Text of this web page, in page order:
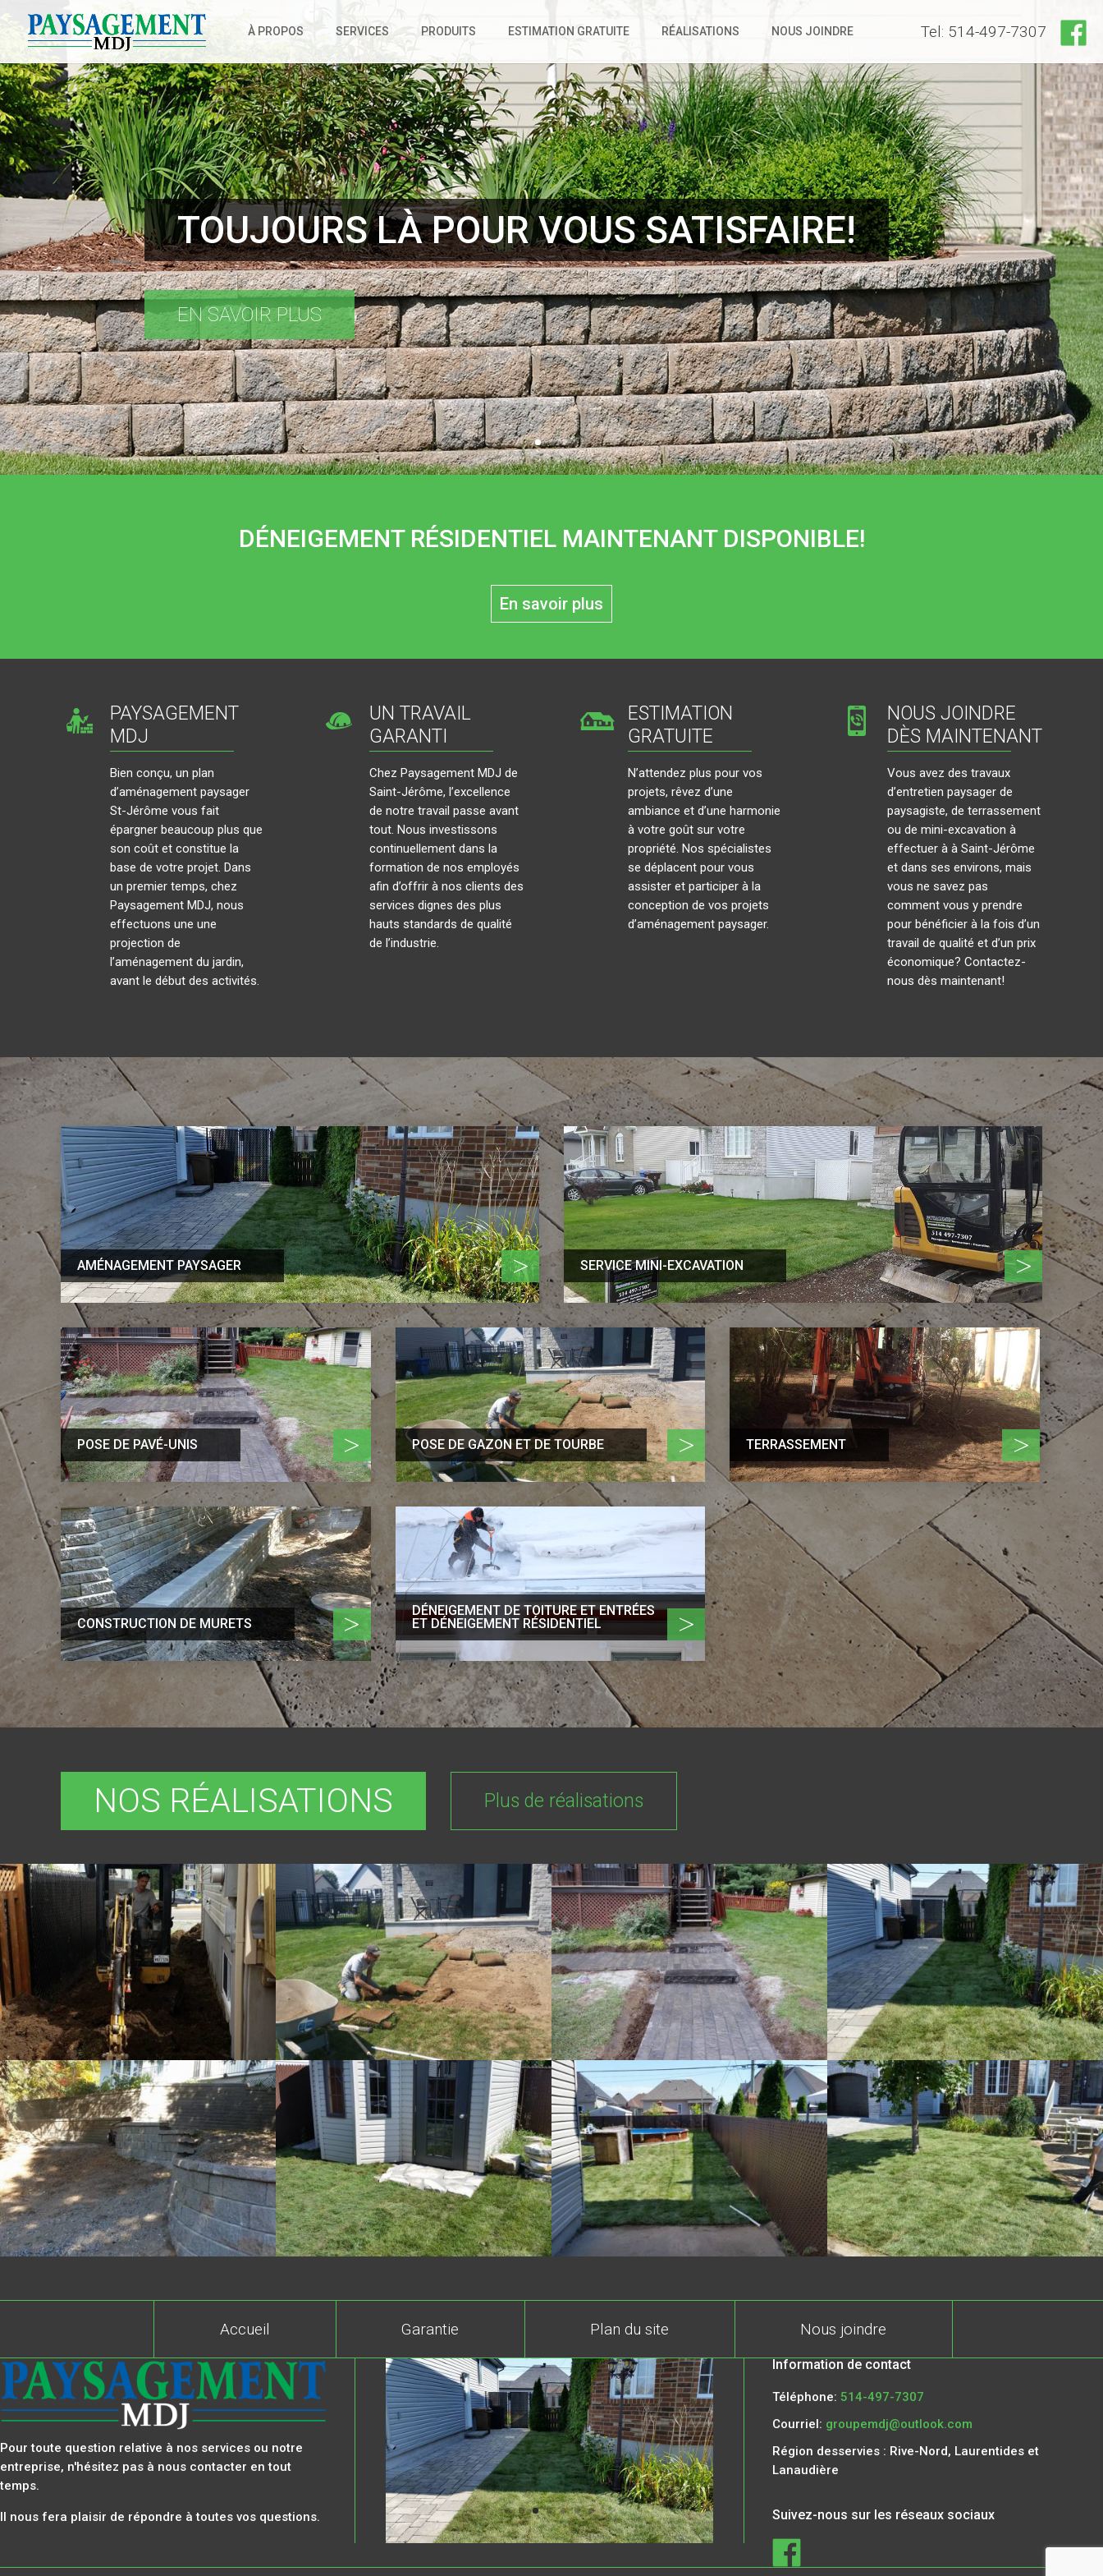
À PROPOS SERVICES PRODUITS ESTIMATION GRATUITE RÉALISATIONS NOUS JOINDRE Tel: 514-497-7307
TOUJOURS LÀ POUR VOUS SATISFAIRE!
EN SAVOIR PLUS
DÉNEIGEMENT RÉSIDENTIEL MAINTENANT DISPONIBLE!
En savoir plus
PAYSAGEMENT
MDJ
Bien conçu, un plan
d’aménagement paysager
St-Jérôme vous fait
épargner beaucoup plus que
son coût et constitue la
base de votre projet. Dans
un premier temps, chez
Paysagement MDJ, nous
effectuons une une
projection de
l’aménagement du jardin,
avant le début des activités.
UN TRAVAIL
GARANTI
Chez Paysagement MDJ de
Saint-Jérôme, l’excellence
de notre travail passe avant
tout. Nous investissons
continuellement dans la
formation de nos employés
afin d’offrir à nos clients des
services dignes des plus
hauts standards de qualité
de l’industrie.
ESTIMATION
GRATUITE
N’attendez plus pour vos
projets, rêvez d’une
ambiance et d’une harmonie
à votre goût sur votre
propriété. Nos spécialistes
se déplacent pour vous
assister et participer à la
conception de vos projets
d’aménagement paysager.
NOUS JOINDRE
DÈS MAINTENANT
Vous avez des travaux
d’entretien paysager de
paysagiste, de terrassement
ou de mini-excavation à
effectuer à à Saint-Jérôme
et dans ses environs, mais
vous ne savez pas
comment vous y prendre
pour bénéficier à la fois d’un
travail de qualité et d’un prix
économique? Contactez-
nous dès maintenant!
AMÉNAGEMENT PAYSAGER > SERVICE MINI-EXCAVATION >
POSE DE PAVÉ-UNIS > POSE DE GAZON ET DE TOURBE > TERRASSEMENT >
CONSTRUCTION DE MURETS >
DÉNEIGEMENT DE TOITURE ET ENTRÉES
ET DÉNEIGEMENT RÉSIDENTIEL
>
NOS RÉALISATIONS Plus de réalisations
Accueil Garantie Plan du site Nous joindre
Pour toute question relative à nos services ou notre
entreprise, n'hésitez pas à nous contacter en tout
temps.
Il nous fera plaisir de répondre à toutes vos questions.
Information de contact
Téléphone: 514-497-7307
Courriel: groupemdj@outlook.com
Région desservies : Rive-Nord, Laurentides et
Lanaudière
Suivez-nous sur les réseaux sociaux